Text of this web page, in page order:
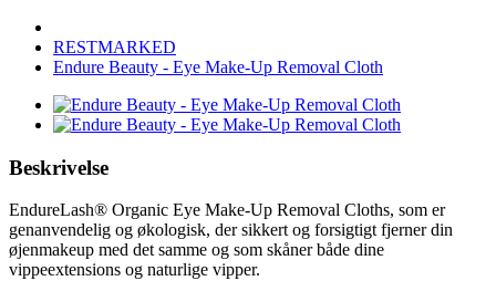
RESTMARKED
Endure Beauty - Eye Make-Up Removal Cloth
Beskrivelse
EndureLash® Organic Eye Make-Up Removal Cloths, som er
genanvendelig og økologisk, der sikkert og forsigtigt fjerner din
øjenmakeup med det samme og som skåner både dine
vippeextensions og naturlige vipper.